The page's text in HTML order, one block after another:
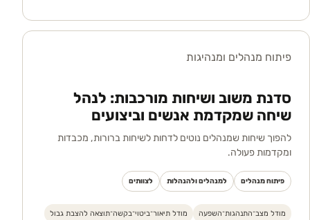
פיתוח מנהלים ומנהיגות
סדנת משוב ושיחות מורכבות: לנהל
שיחה שמקדמת אנשים וביצועים
להפוך שיחות שמנהלים נוטים לדחות לשיחות ברורות, מכבדות
ומקדמות פעולה.
פיתוח מנהלים למנהלים ולהנהלות לצוותים
מודל מצב־התנהגות־השפעה מודל תיאור־ביטוי־בקשה־תוצאה להצבת גבול